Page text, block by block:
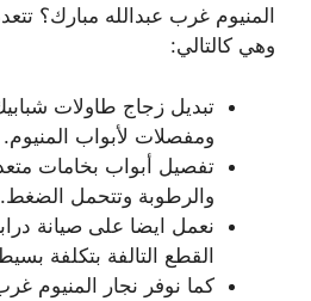
المنيوم غرب عبدالله مبارك؟
وهي كالتالي:
تبديل زجاج طاولات
ومفصلات لأبواب المنيوم.
تفصيل أبواب بخامات
والرطوبة وتتحمل الضغط.
نعمل ايضا على صيانة
القطع التالفة بتكلفة
كما نوفر نجار المنيوم